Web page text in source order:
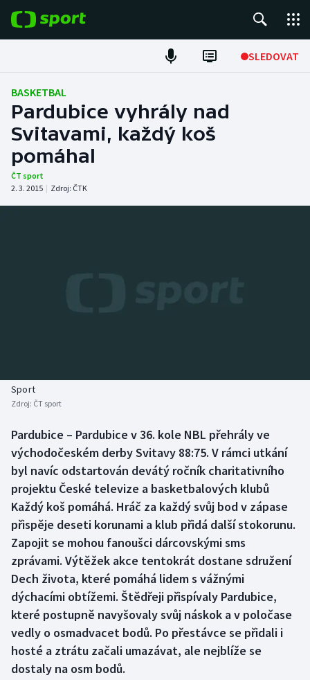
SLEDOVAT
Fotbal
Hokej
Tenis
Atletika
Biatlon
Box
Curling
Dostihy
Florbal
Futsal
Golf
Gymnastika
Aplikace ČT sport
BASKETBAL
Pardubice vyhrály nad
Svitavami, každý koš
pomáhal
ČT sport
2. 3. 2015 | Zdroj: ČTK
Sport
Zdroj: ČT sport
Pardubice – Pardubice v 36. kole NBL přehrály ve
východočeském derby Svitavy 88:75. V rámci utkání
byl navíc odstartován devátý ročník charitativního
projektu České televize a basketbalových klubů
Každý koš pomáhá. Hráč za každý svůj bod v zápase
přispěje deseti korunami a klub přidá další stokorunu.
Zapojit se mohou fanoušci dárcovskými sms
zprávami. Výtěžek akce tentokrát dostane sdružení
Dech života, které pomáhá lidem s vážnými
dýchacími obtížemi. Štědřeji přispívaly Pardubice,
které postupně navyšovaly svůj náskok a v poločase
vedly o osmadvacet bodů. Po přestávce se přidali i
hosté a ztrátu začali umazávat, ale nejblíže se
dostaly na osm bodů.